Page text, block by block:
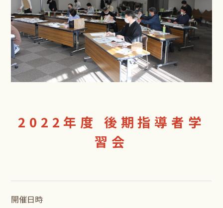
2022年度 後期指導者学
習会
開催日時